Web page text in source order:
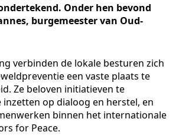
Onder hen bevond
burgemeester van Oud-
verbinden de lokale besturen zich
een vaste plaats te
Ze beloven initiatieven te
op dialoog en herstel, en
binnen het internationale
for Peace.